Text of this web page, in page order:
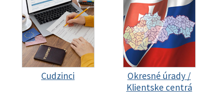
Cudzinci
Okresné úrady /
Klientske centrá